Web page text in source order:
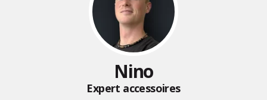
Nino
Expert accessoires